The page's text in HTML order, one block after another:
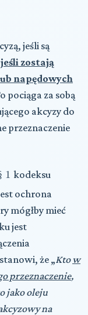
jeśli są
jeśli zostają
napędowych
pociąga za sobą
akcyzy do
przeznaczenie
1 kodeksu
ochrona
mógłby mieć
jest
że „Kto w
przeznaczenie,
jako oleju
na